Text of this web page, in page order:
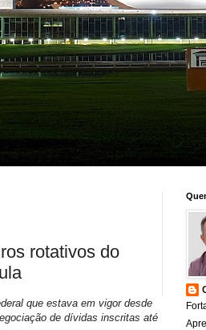
rotativos do
que estava em vigor desde
de dívidas inscritas até